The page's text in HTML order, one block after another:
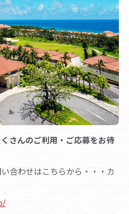
さんのご利用・ご応募をお待
合わせはこちらから・・・カ